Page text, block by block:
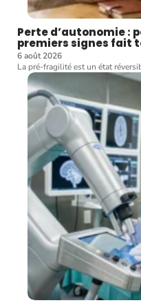
Perte d’autonomie :
premiers signes fait
6 août 2026
La pré-fragilité est un état